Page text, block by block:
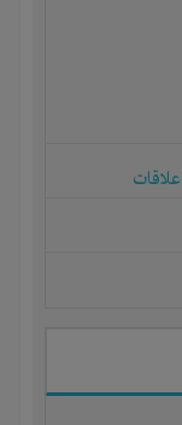
علاقات